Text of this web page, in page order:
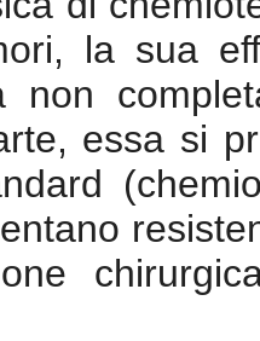
la sua
non
essa si